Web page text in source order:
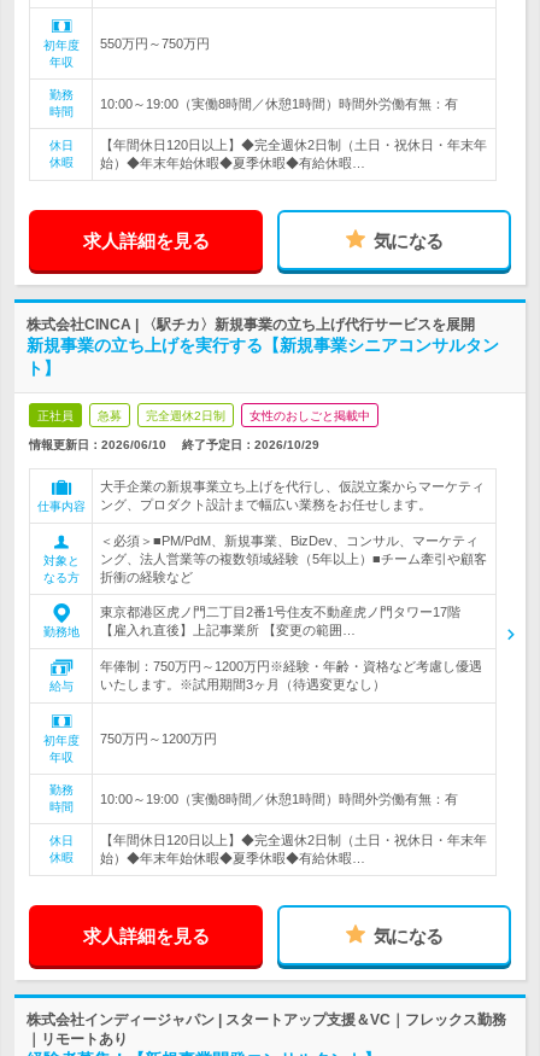
初年度
年収
550万円～750万円
勤務
時間
10:00～19:00（実働8時間／休憩1時間）時間外労働有無：有
休日
休暇
【年間休日120日以上】◆完全週休2日制（土日・祝休日・年末年
始）◆年末年始休暇◆夏季休暇◆有給休暇…
求人詳細を見る 気になる
株式会社CINCA | 〈駅チカ〉新規事業の立ち上げ代行サービスを展開
新規事業の立ち上げを実行する【新規事業シニアコンサルタン
ト】
正社員 急募 完全週休2日制 女性のおしごと掲載中
情報更新日：2026/06/10 終了予定日： 2026/10/29
仕事内容
大手企業の新規事業立ち上げを代行し、仮説立案からマーケティ
ング、プロダクト設計まで幅広い業務をお任せします。
対象と
なる方
＜必須＞■PM/PdM、新規事業、BizDev、コンサル、マーケティ
ング、法人営業等の複数領域経験（5年以上）■チーム牽引や顧客
折衝の経験など
勤務地
東京都港区虎ノ門二丁目2番1号住友不動産虎ノ門タワー17階
【雇入れ直後】上記事業所 【変更の範囲…
給与
年俸制：750万円～1200万円※経験・年齢・資格など考慮し優遇
いたします。※試用期間3ヶ月（待遇変更なし）
初年度
年収
750万円～1200万円
勤務
時間
10:00～19:00（実働8時間／休憩1時間）時間外労働有無：有
休日
休暇
【年間休日120日以上】◆完全週休2日制（土日・祝休日・年末年
始）◆年末年始休暇◆夏季休暇◆有給休暇…
求人詳細を見る 気になる
株式会社インディージャパン | スタートアップ支援＆VC｜フレックス勤務
｜リモートあり